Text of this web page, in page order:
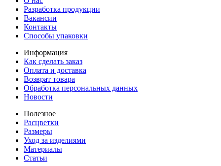
Разработка продукции
Вакансии
Контакты
Способы упаковки
Информация
Как сделать заказ
Оплата и доставка
Возврат товара
Обработка персональных данных
Новости
Полезное
Расцветки
Размеры
Уход за изделиями
Материалы
Статьи